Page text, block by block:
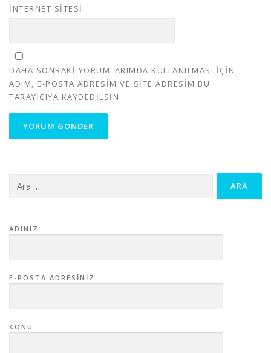
İNTERNET SITESI
DAHA SONRAKI YORUMLARIMDA KULLANILMASI IÇIN
ADIM, E-POSTA ADRESIM VE SITE ADRESIM BU
TARAYICIYA KAYDEDILSIN.
ADINIZ
E-POSTA ADRESINIZ
KONU